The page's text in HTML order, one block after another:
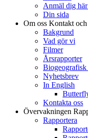
Anmäl dig
Din sida
Om oss Kontakt
Bakgrund
Vad gör vi
Filmer
Årsrapporter
Nyhetsbrev
In English
Kontakta oss
Övervakningen
Rapportera